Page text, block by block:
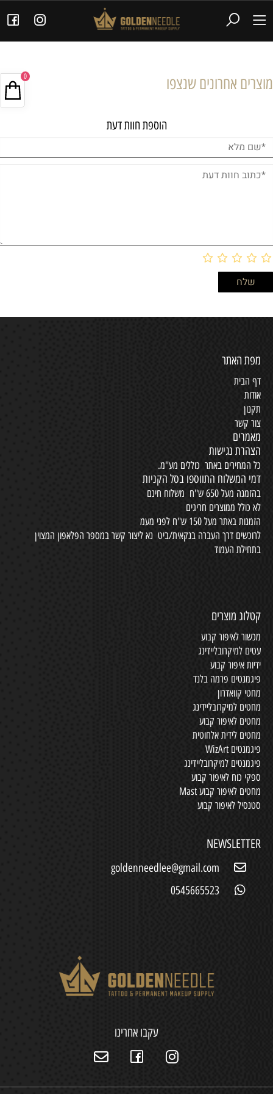
0 מוצרים אחרונים שנצפו
הוספת חוות דעת
מפת האתר
דף הבית
אודות
תקנון
צור קשר
מאמרים
הצהרת נגישות
כל המחירים באתר כוללים מע"מ.
דמי המשלוח התווספו בסל הקניות
בהזמנה מעל 650 ש"ח משלוח חינם
לא כולל ממוצרים חריגים
הזמנות באתר מעל 150 ש"ח לפני מעמ
לרוכשים דרך העברה בנקאית/ביט נא ליצור קשר במספר הפלאפון המצוין
בתחילת העמוד
קטלוג מוצרים
מכשור לאיפור קבוע
עטים למיקרובליידינג
ידיות איפור קבוע
פיגמנטים פרמה בלנד
מחטי קוואדרון
מחטים למיקרובליידינג
מחטים לאיפור קבוע
מחטים לידית אלחוטית
פיגמנטים WizArt
פיגמנטים למיקרובליידינג
ספקי כוח לאיפור קבוע
מחטים לאיפור קבוע Mast
סטנסיל לאיפור קבוע
NEWSLETTER
goldenneedlee@gmail.com
0545665523
עקבו אחרינו